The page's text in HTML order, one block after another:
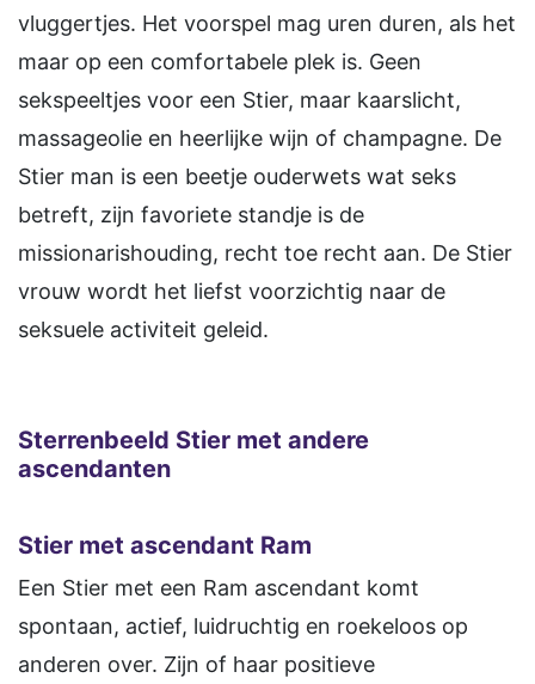
vluggertjes. Het voorspel mag uren duren, als het
maar op een comfortabele plek is. Geen
sekspeeltjes voor een Stier, maar kaarslicht,
massageolie en heerlijke wijn of champagne. De
Stier man is een beetje ouderwets wat seks
betreft, zijn favoriete standje is de
missionarishouding, recht toe recht aan. De Stier
vrouw wordt het liefst voorzichtig naar de
seksuele activiteit geleid.
Sterrenbeeld Stier met andere
ascendanten
Stier met ascendant Ram
Een Stier met een Ram ascendant komt
spontaan, actief, luidruchtig en roekeloos op
anderen over. Zijn of haar positieve